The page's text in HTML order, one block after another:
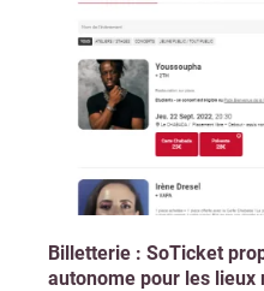
Billetterie : SoTicket
autonome pour les lieux